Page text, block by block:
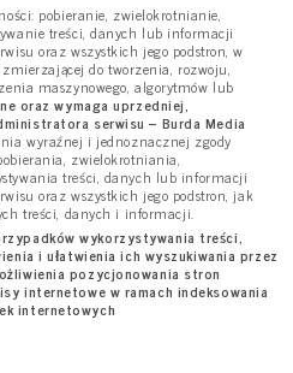
pobieranie, zwielokrotnianie,
treści, danych lub informacji
oraz wszystkich jego podstron, w
do tworzenia, rozwoju,
maszynowego, algorytmów lub
oraz wymaga uprzedniej,
serwisu – Burda Media
wyraźnej i jednoznacznej zgody
zwielokrotniania,
treści, danych lub informacji
oraz wszystkich jego podstron, jak
treści, danych i informacji.
wykorzystywania treści,
i ułatwienia ich wyszukiwania przez
pozycjonowania stron
internetowe w ramach indeksowania
internetowych